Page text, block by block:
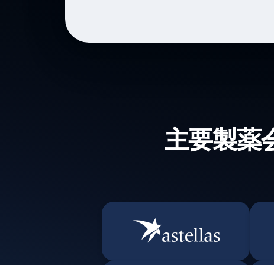
主要製薬